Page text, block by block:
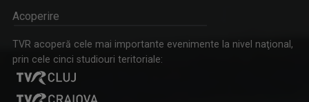
Nu împlinise 20 de ani când a început să vadă ...
Acoperire
TVR acoperă cele mai importante evenimente la nivel naţional,
prin cele cinci studiouri teritoriale: